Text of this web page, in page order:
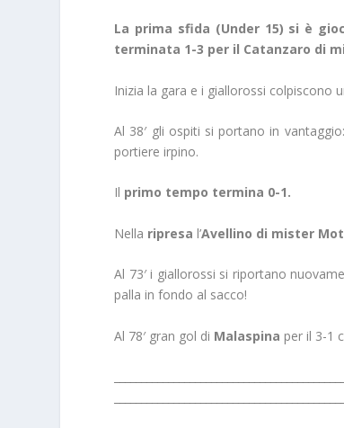
La prima sfida (Under 15) si è
terminata 1-3 per il Catanzaro di
Inizia la gara e i giallorossi colpiscono
Al 38′ gli ospiti si portano in
portiere irpino.
Il primo tempo termina 0-1.
Nella ripresa l’Avellino di mister
Al 73′ i giallorossi si riportano
palla in fondo al sacco!
Al 78′ gran gol di Malaspina per il 3-1